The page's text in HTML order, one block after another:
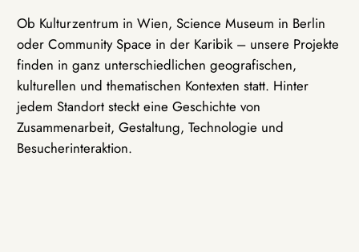
Ob Kulturzentrum in Wien, Science Museum in Berlin
oder Community Space in der Karibik – unsere Projekte
finden in ganz unterschiedlichen geografischen,
kulturellen und thematischen Kontexten statt. Hinter
jedem Standort steckt eine Geschichte von
Zusammenarbeit, Gestaltung, Technologie und
Besucherinteraktion.